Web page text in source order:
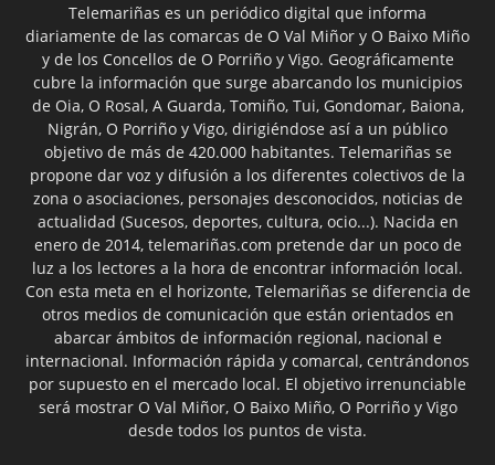
Telemariñas es un periódico digital que informa
diariamente de las comarcas de O Val Miñor y O Baixo Miño
y de los Concellos de O Porriño y Vigo. Geográficamente
cubre la información que surge abarcando los municipios
de Oia, O Rosal, A Guarda, Tomiño, Tui, Gondomar, Baiona,
Nigrán, O Porriño y Vigo, dirigiéndose así a un público
objetivo de más de 420.000 habitantes. Telemariñas se
propone dar voz y difusión a los diferentes colectivos de la
zona o asociaciones, personajes desconocidos, noticias de
actualidad (Sucesos, deportes, cultura, ocio...). Nacida en
enero de 2014, telemariñas.com pretende dar un poco de
luz a los lectores a la hora de encontrar información local.
Con esta meta en el horizonte, Telemariñas se diferencia de
otros medios de comunicación que están orientados en
abarcar ámbitos de información regional, nacional e
internacional. Información rápida y comarcal, centrándonos
por supuesto en el mercado local. El objetivo irrenunciable
será mostrar O Val Miñor, O Baixo Miño, O Porriño y Vigo
desde todos los puntos de vista.